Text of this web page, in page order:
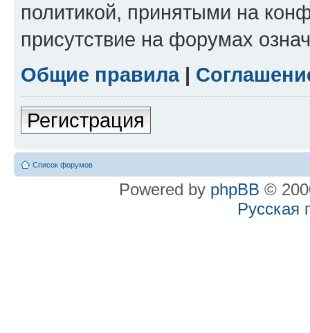
политикой, принятыми на
присутствие на форумах
Общие правила|
Регистрация
Список форумов
Powered by phpBB ©
Русская